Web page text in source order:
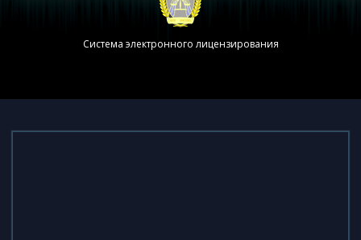
Система электронного лицензирования